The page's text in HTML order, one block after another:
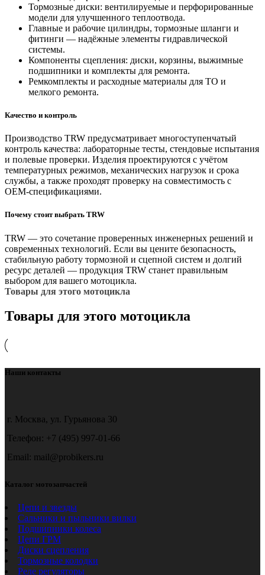
Тормозные диски: вентилируемые и перфорированные
модели для улучшенного теплоотвода.
Главные и рабочие цилиндры, тормозные шланги и
фитинги — надёжные элементы гидравлической
системы.
Компоненты сцепления: диски, корзины, выжимные
подшипники и комплекты для ремонта.
Ремкомплекты и расходные материалы для ТО и
мелкого ремонта.
Качество и контроль
Производство TRW предусматривает многоступенчатый
контроль качества: лабораторные тесты, стендовые испытания
и полевые проверки. Изделия проектируются с учётом
температурных режимов, механических нагрузок и срока
службы, а также проходят проверку на совместимость с
OEM‑спецификациями.
Почему стоит выбрать TRW
TRW — это сочетание проверенных инженерных решений и
современных технологий. Если вы цените безопасность,
стабильную работу тормозной и сцепной систем и долгий
ресурс деталей — продукция TRW станет правильным
выбором для вашего мотоцикла.
Товары для этого мотоцикла
Товары для этого мотоцикла
Наши контакты
г. Москва, ул. Гурьянова 30
Телефон: +7 (495) 997-01-66
Email: mail@probikers.ru
Каталог мотозапчастей
Цепи и звезды
Сальники и пыльники вилки
Подшипники колеса
Цепи ГРМ
Диски сцепления
Тормозные колодки
Реле регуляторы